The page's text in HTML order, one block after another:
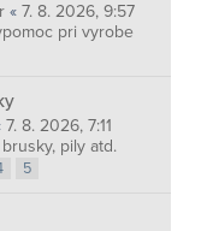
« 7. 8. 2026, 9:57
pri vyrobe
7. 8. 2026, 7:11
pily atd.
5